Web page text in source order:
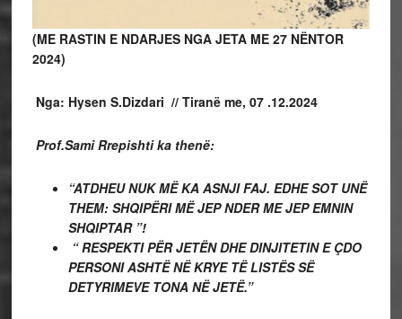
(ME RASTIN E NDARJES NGA JETA ME 27 NËNTOR
2024)
Nga: Hysen S.Dizdari // Tiranë me, 07 .12.2024
Prof.Sami Rrepishti ka thenë:
“ATDHEU NUK MË KA ASNJI FAJ. EDHE SOT UNË
THEM: SHQIPËRI MË JEP NDER ME JEP EMNIN
SHQIPTAR ”!
“ RESPEKTI PËR JETËN DHE DINJITETIN E ÇDO
PERSONI ASHTË NË KRYE TË LISTËS SË
DETYRIMEVE TONA NË JETË.”